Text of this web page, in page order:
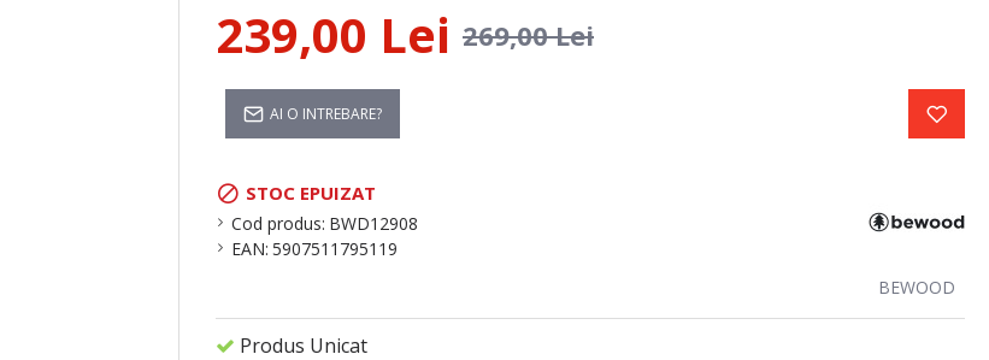
STOC EPUIZAT
Cod produs: BWD12908
EAN: 5907511795119
BEWOOD
Produs Unicat
239,00 Lei 269,00 Lei
AI O INTREBARE?